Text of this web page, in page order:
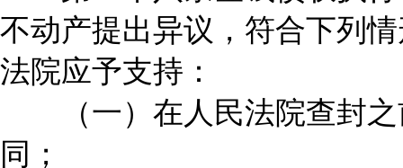
不动产提出异议，符合下列
法院应予支持：
（一）在人民法院查封之
同；